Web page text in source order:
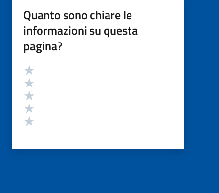
Quanto sono chiare le
informazioni su questa
pagina?
Valutazione